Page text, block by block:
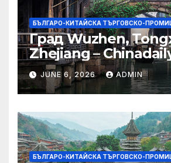
БЪЛГАРО-КИТАЙСКА ТЪРГОВСКО-
Град Wuzhen,
Zhejiang –
JUNE 6, 2026 ADMIN
БЪЛГАРО-КИТАЙСКА ТЪРГОВСКО-